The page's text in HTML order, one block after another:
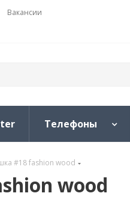
Вакансии
Телефоны
#18 fashion wood
wood